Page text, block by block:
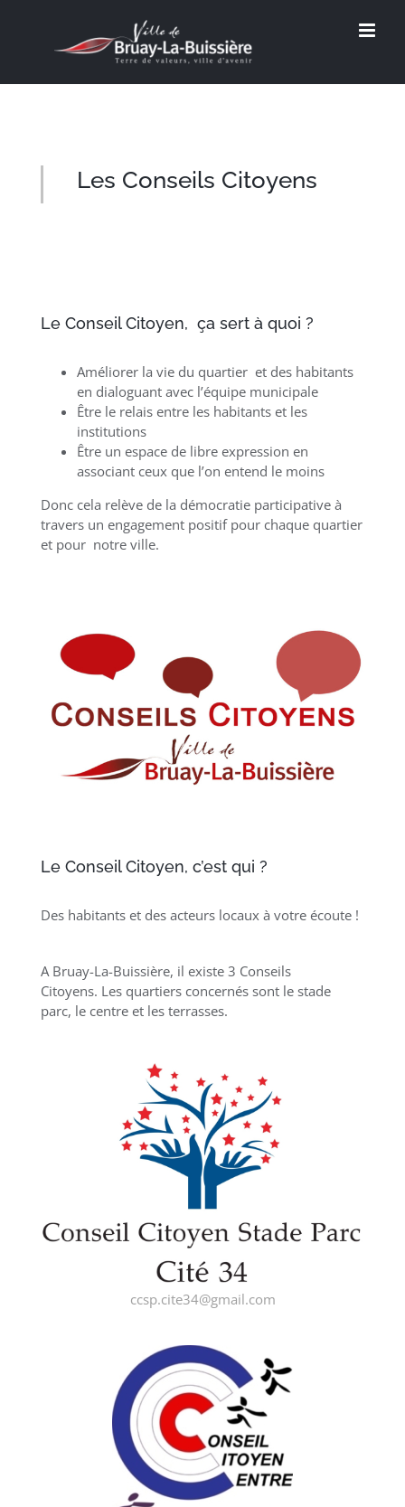
Les Conseils Citoyens
Le Conseil Citoyen, ça sert à quoi ?
Améliorer la vie du quartier et des habitants
en dialoguant avec l’équipe municipale
Être le relais entre les habitants et les
institutions
Être un espace de libre expression en
associant ceux que l’on entend le moins
Donc cela relève de la démocratie participative à
travers un engagement positif pour chaque quartier
et pour notre ville.
Le Conseil Citoyen, c’est qui ?
Des habitants et des acteurs locaux à votre écoute !
A Bruay-La-Buissière, il existe 3 Conseils
Citoyens. Les quartiers concernés sont le stade
parc, le centre et les terrasses.
ccsp.cite34@gmail.com